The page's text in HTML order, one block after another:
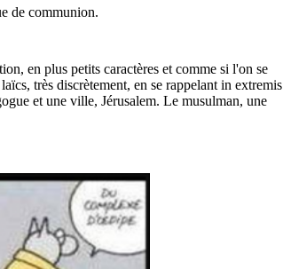
de communion.
en plus petits caractères et comme si l'on se
très discrètement, en se rappelant in extremis
et une ville, Jérusalem. Le musulman, une